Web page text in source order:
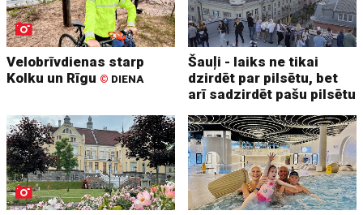
Velobrīvdienas starp
Kolku un Rīgu © DIENA
Šauļi - laiks ne tikai
dzirdēt par pilsētu, bet
arī sadzirdēt pašu pilsētu